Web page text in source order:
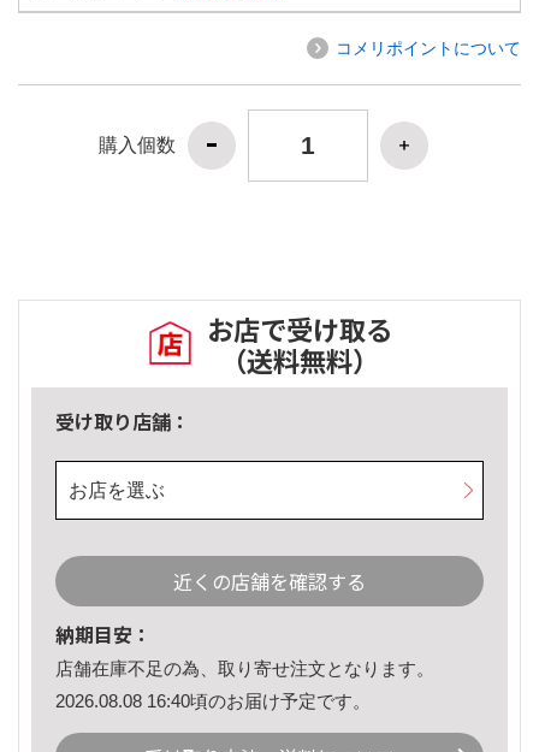
コメリポイントについて
購入個数
お店で受け取る
（送料無料）
受け取り店舗：
お店を選ぶ
近くの店舗を確認する
納期目安：
店舗在庫不足の為、取り寄せ注文となります。
2026.08.08 16:40頃のお届け予定です。